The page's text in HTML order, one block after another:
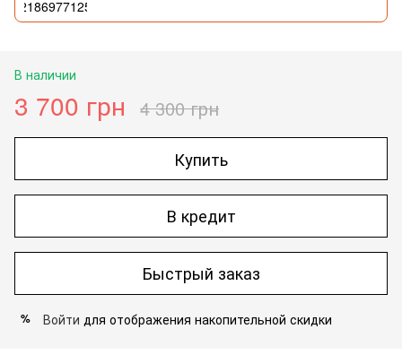
В наличии
3 700 грн 4 300 грн
Купить
В кредит
Быстрый заказ
% Войти для отображения накопительной скидки